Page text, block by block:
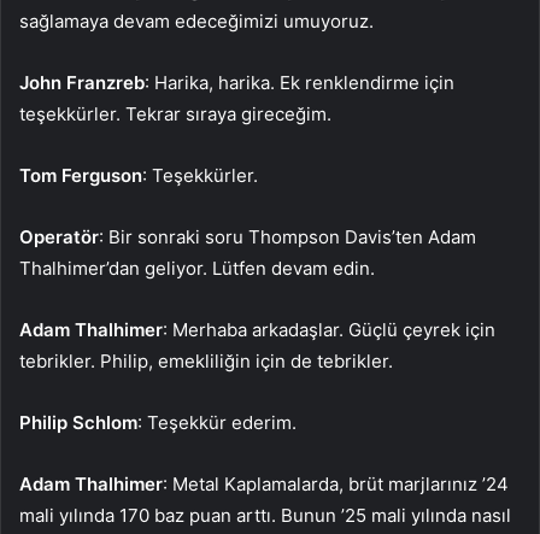
sağlamaya devam edeceğimizi umuyoruz.
John Franzreb: Harika, harika. Ek renklendirme için
teşekkürler. Tekrar sıraya gireceğim.
Tom Ferguson: Teşekkürler.
Operatör: Bir sonraki soru Thompson Davis’ten Adam
Thalhimer’dan geliyor. Lütfen devam edin.
Adam Thalhimer: Merhaba arkadaşlar. Güçlü çeyrek için
tebrikler. Philip, emekliliğin için de tebrikler.
Philip Schlom: Teşekkür ederim.
Adam Thalhimer: Metal Kaplamalarda, brüt marjlarınız ’24
mali yılında 170 baz puan arttı. Bunun ’25 mali yılında nasıl